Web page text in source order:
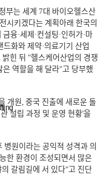
부는 세계 7대 바이오헬스산
시키겠다는 계획아래 한국의
융·세제·컨설팅·인허가·마
화와 제약·의료기기 산업
힌 뒤 "헬스케어산업의 경쟁
역할을 해 달라"고 당부했
개원, 중국 진출에 새로운 돌
설립 과정 및 운영 현황'을
원이라는 공익적 성격과 의
한 환경이 조성되면서 많은
갈림길에 서 있다"고 진단